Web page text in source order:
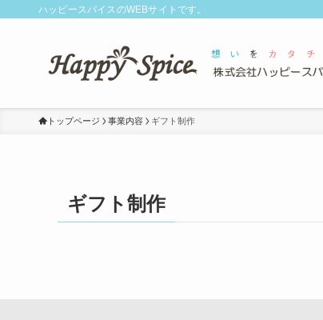
ハッピースパイスのWEBサイトです。
トップページ 事業内容 ギフト制作
ギフト制作